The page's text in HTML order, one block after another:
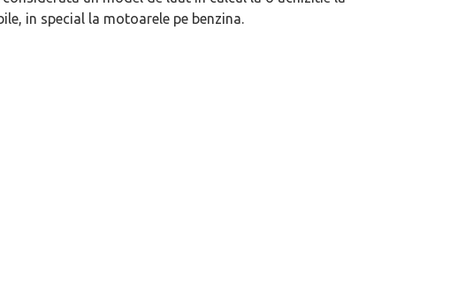
in special la motoarele pe benzina.